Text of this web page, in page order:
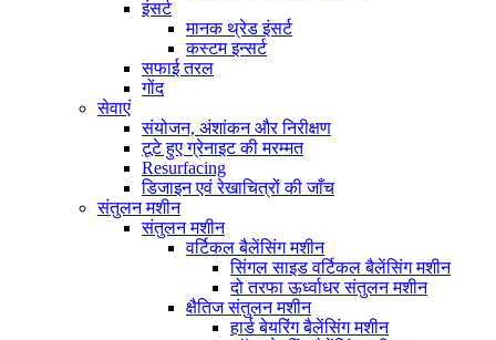
इंसर्ट
मानक थ्रेड इंसर्ट
कस्टम इन्सर्ट
सफाई तरल
गोंद
सेवाएं
संयोजन, अंशांकन और निरीक्षण
टूटे हुए ग्रेनाइट की मरम्मत
Resurfacing
डिजाइन एवं रेखाचित्रों की जाँच
संतुलन मशीन
संतुलन मशीन
वर्टिकल बैलेंसिंग मशीन
सिंगल साइड वर्टिकल बैलेंसिंग मशीन
दो तरफा ऊर्ध्वाधर संतुलन मशीन
क्षैतिज संतुलन मशीन
हार्ड बेयरिंग बैलेंसिंग मशीन